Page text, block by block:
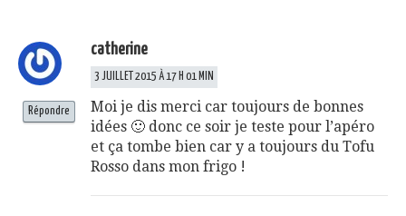
catherine
3 JUILLET 2015 À 17 H 01 MIN
Moi je dis merci car toujours de bonnes
idées 🙂 donc ce soir je teste pour l’apéro
et ça tombe bien car y a toujours du Tofu
Rosso dans mon frigo !
Répondre